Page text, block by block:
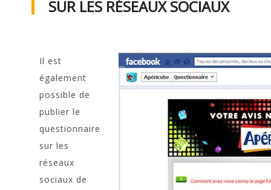
SUR LES RÉSEAUX SOCIAUX
Il est
également
possible de
publier le
questionnaire
sur les
réseaux
sociaux de